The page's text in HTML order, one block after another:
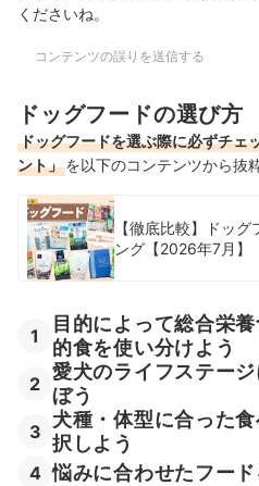
くださいね。
コンテンツの誤りを送信する
ドッグフードの選び方
ドッグフードを選ぶ際に必ずチェ
ント」を以下のコンテンツから抜
【徹底比較】ドッ
ング【2026年7月】
1
目的によって総合栄
的食を使い分けよう
2
愛犬のライフステー
ぼう
3
犬種・体型に合った
択しよう
4 悩みに合わせたフー